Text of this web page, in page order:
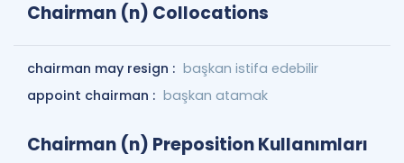
Chairman (n) Collocations
chairman may resign : başkan istifa edebilir
appoint chairman : başkan atamak
Chairman (n) Preposition Kullanımları